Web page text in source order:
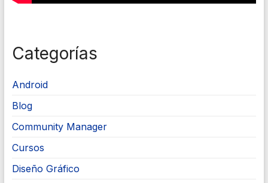
Categorías
Android
Blog
Community Manager
Cursos
Diseño Gráfico